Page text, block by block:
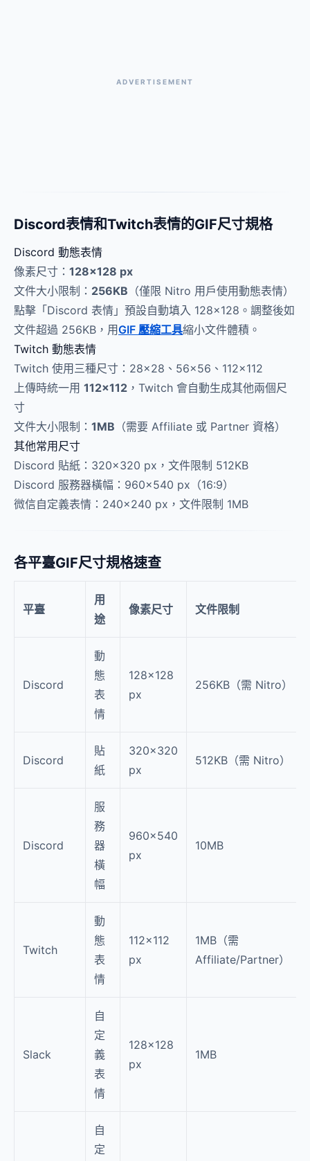
ADVERTISEMENT
Discord表情和Twitch表情的GIF尺寸規格
Discord 動態表情
像素尺寸： 128×128 px
文件大小限制： 256KB （僅限 Nitro 用戶使用動態表情）
點擊「Discord 表情」預設自動填入 128×128。調整後如
文件超過 256KB，用GIF 壓縮工具縮小文件體積。
Twitch 動態表情
Twitch 使用三種尺寸：28×28、56×56、112×112
上傳時統一用 112×112 ，Twitch 會自動生成其他兩個尺
寸
文件大小限制： 1MB （需要 Affiliate 或 Partner 資格）
其他常用尺寸
Discord 貼紙：320×320 px，文件限制 512KB
Discord 服務器橫幅：960×540 px（16:9）
微信自定義表情：240×240 px，文件限制 1MB
各平臺GIF尺寸規格速查
平臺
用
途
像素尺寸 文件限制
Discord
動
態
表
情
128×128
px
256KB（需 Nitro）
Discord
貼
紙
320×320
px
512KB（需 Nitro）
Discord
服
務
器
橫
幅
960×540
px
10MB
Twitch
動
態
表
情
112×112
px
1MB（需
Affiliate/Partner）
Slack
自
定
義
表
情
128×128
px
1MB
自
定